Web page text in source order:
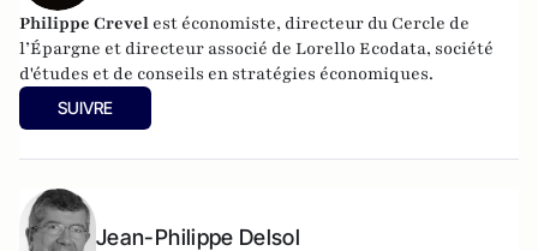
Philippe Crevel est économiste, directeur du Cercle de
l’Épargne et directeur associé de Lorello Ecodata, société
d'études et de conseils en stratégies économiques.
SUIVRE
Jean-Philippe Delsol